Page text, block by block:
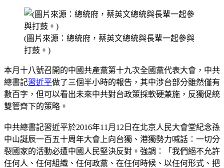
(圖片來源：總統府，蔡英文總統與長輩一起參與
打鼓。)
本月十八號召開的中國共產黨第十九次全國黨代表大會，中共
總書記習近平做了三個半小時的報告，其中涉台部分雖然僅有
數百字，但可以看出未來中共對台政策採軟硬兼施，反獨促統
雙管齊下的策略。
中共總書記習近平於2016年11月12日在北京人民大會堂紀念孫
中山誕辰一百五十周年大會上向台獨、港獨勢力喊話：一切分
裂國家的活動必遭中國人民堅決反對。強調：「我們絕不允許
任何人、任何組織、任何政黨、在任何時候、以任何形式、把